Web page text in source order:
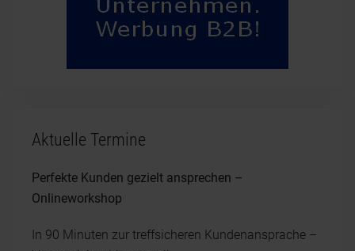
Aktuelle Termine
Perfekte Kunden gezielt ansprechen –
Onlineworkshop
In 90 Minuten zur treffsicheren Kundenansprache –